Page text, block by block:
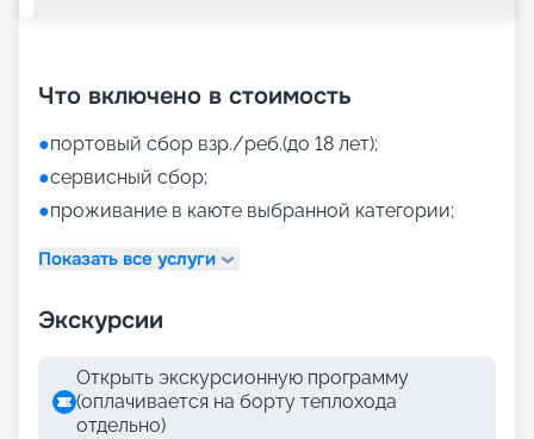
Что включено в стоимость
●портовый сбор взр./реб.(до 18 лет);
●сервисный сбор;
●проживание в каюте выбранной категории;
Показать все услуги
Экскурсии
Открыть экскурсионную программу
(оплачивается на борту теплохода
отдельно)